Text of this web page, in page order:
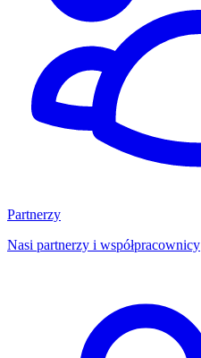
Partnerzy
Nasi partnerzy i współpracownicy